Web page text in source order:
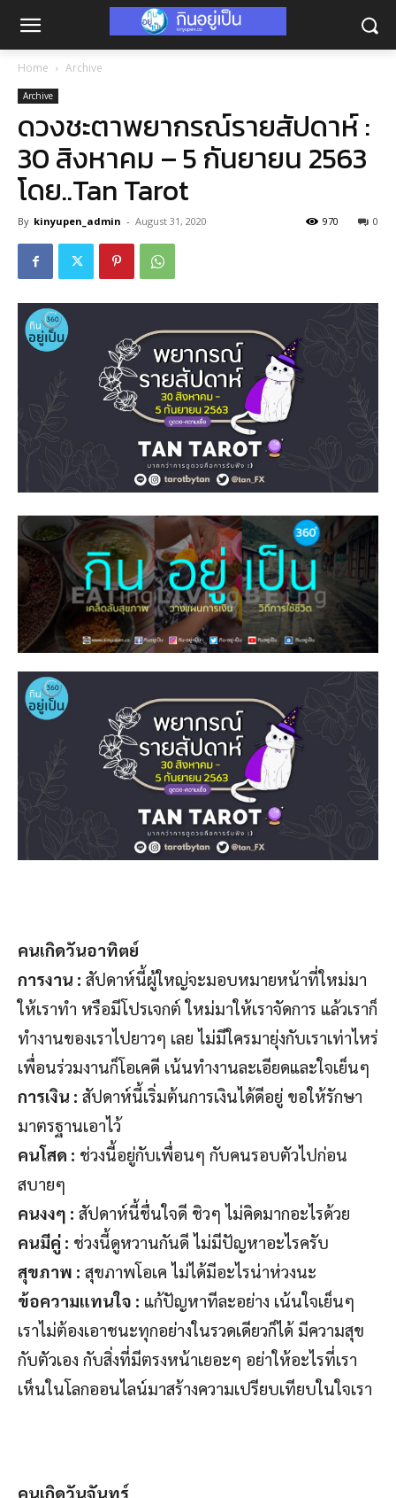
Home Archive
Archive
ดวงชะตาพยากรณ์รายสัปดาห์ :
30 สิงหาคม – 5 กันยายน 2563
โดย..Tan Tarot
By kinyupen_admin - August 31, 2020 0
970
คนเกิดวันอาทิตย์
การงาน : สัปดาห์นี้ผู้ใหญ่จะมอบหมายหน้าที่ใหม่มา
ให้เราทำ หรือมีโปรเจกต์ ใหม่มาให้เราจัดการ แล้วเราก็
ทำงานของเราไปยาวๆ เลย ไม่มีใครมายุ่งกับเราเท่าไหร่
เพื่อนร่วมงานก็โอเคดี เน้นทำงานละเอียดและใจเย็นๆ
การเงิน : สัปดาห์นี้เริ่มต้นการเงินได้ดีอยู่ ขอให้รักษา
มาตรฐานเอาไว้
คนโสด : ช่วงนี้อยู่กับเพื่อนๆ กับคนรอบตัวไปก่อน
สบายๆ
คนงงๆ : สัปดาห์นี้ชื่นใจดี ชิวๆ ไม่คิดมากอะไรด้วย
คนมีคู่ : ช่วงนี้ดูหวานกันดี ไม่มีปัญหาอะไรครับ
สุขภาพ : สุขภาพโอเค ไม่ได้มีอะไรน่าห่วงนะ
ข้อความแทนใจ : แก้ปัญหาทีละอย่าง เน้นใจเย็นๆ
เราไม่ต้องเอาชนะทุกอย่างในรวดเดียวก็ได้ มีความสุข
กับตัวเอง กับสิ่งที่มีตรงหน้าเยอะๆ อย่าให้อะไรที่เรา
เห็นในโลกออนไลน์มาสร้างความเปรียบเทียบในใจเรา
คนเกิดวันจันทร์